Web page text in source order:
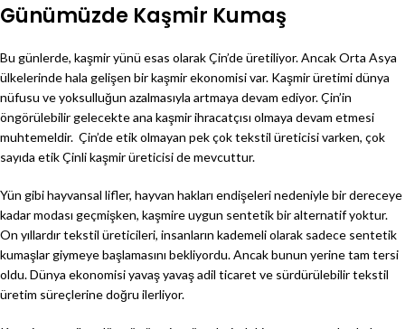
Günümüzde Kaşmir Kumaş
Bu günlerde, kaşmir yünü esas olarak Çin’de üretiliyor. Ancak Orta Asya
ülkelerinde hala gelişen bir kaşmir ekonomisi var. Kaşmir üretimi dünya
nüfusu ve yoksulluğun azalmasıyla artmaya devam ediyor. Çin’in
öngörülebilir gelecekte ana kaşmir ihracatçısı olmaya devam etmesi
muhtemeldir. Çin’de etik olmayan pek çok tekstil üreticisi varken, çok
sayıda etik Çinli kaşmir üreticisi de mevcuttur.
Yün gibi hayvansal lifler, hayvan hakları endişeleri nedeniyle bir dereceye
kadar modası geçmişken, kaşmire uygun sentetik bir alternatif yoktur.
On yıllardır tekstil üreticileri, insanların kademeli olarak sadece sentetik
kumaşlar giymeye başlamasını bekliyordu. Ancak bunun yerine tam tersi
oldu. Dünya ekonomisi yavaş yavaş adil ticaret ve sürdürülebilir tekstil
üretim süreçlerine doğru ilerliyor.